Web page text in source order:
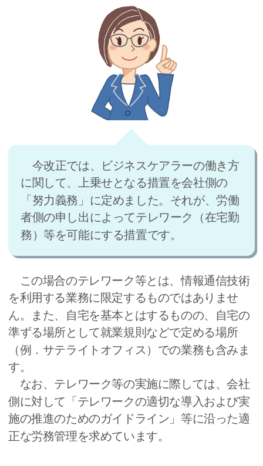
今改正では、ビジネスケアラーの働き方
に関して、上乗せとなる措置を会社側の
「努力義務」に定めました。それが、労働
者側の申し出によってテレワーク（在宅勤
務）等を可能にする措置です。
この場合のテレワーク等とは、情報通信技術
を利用する業務に限定するものではありませ
ん。また、自宅を基本とはするものの、自宅の
準ずる場所として就業規則などで定める場所
（例．サテライトオフィス）での業務も含みま
す。
なお、テレワーク等の実施に際しては、会社
側に対して「テレワークの適切な導入および実
施の推進のためのガイドライン」等に沿った適
正な労務管理を求めています。